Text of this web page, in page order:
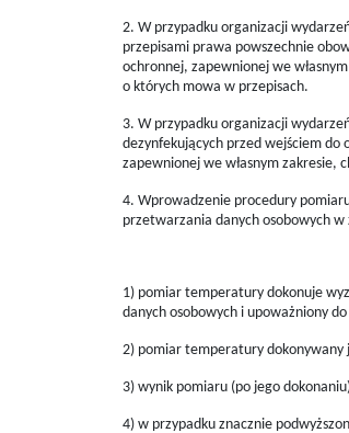
2. W przypadku organizacji
przepisami prawa powszechnie
ochronnej, zapewnionej we
o których mowa w przepisach.
3. W przypadku organizacji
dezynfekujących przed wejściem do
zapewnionej we własnym zakresie,
4. Wprowadzenie procedury
przetwarzania danych osobowych w
1) pomiar temperatury dokonuje
danych osobowych i upoważniony
2) pomiar temperatury dokonywany
3) wynik pomiaru (po jego
4) w przypadku znacznie